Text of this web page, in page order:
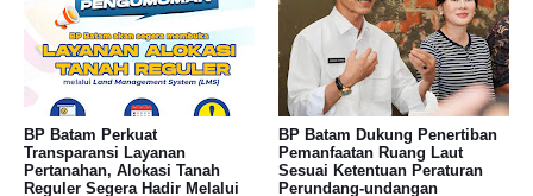
BP Batam Perkuat
Transparansi Layanan
Pertanahan, Alokasi Tanah
Reguler Segera Hadir Melalui
BP Batam Dukung Penertiban
Pemanfaatan Ruang Laut
Sesuai Ketentuan Peraturan
Perundang-undangan